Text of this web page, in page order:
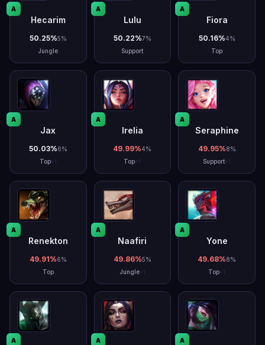
A
Hecarim
50.25%5%
Jungle
A
Lulu
50.22%7%
Support
A
Fiora
50.16%4%
Top
A
Jax
50.03%6%
Top+ 1
A
Irelia
49.99%4%
Top+ 1
A
Seraphine
49.95%8%
Support+ 1
A
Renekton
49.91%6%
Top
A
Naafiri
49.86%5%
Jungle+ 1
A
Yone
49.68%8%
Top+ 1
A A A